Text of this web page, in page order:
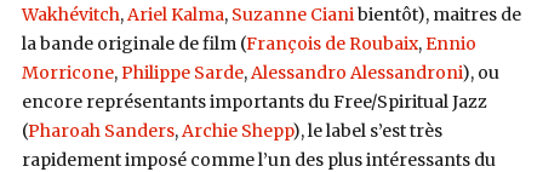
Wakhévitch, Ariel Kalma, Suzanne Ciani bientôt), maitres de
la bande originale de film (François de Roubaix,Ennio
Morricone, Philippe Sarde, Alessandro Alessandroni), ou
encore représentants importants du Free/Spiritual Jazz
(Pharoah Sanders, Archie Shepp), le label s’est très
rapidement imposé comme l’un des plus intéressants du